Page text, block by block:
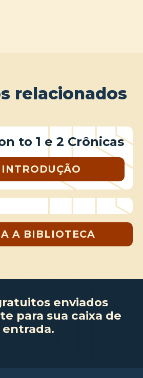
relacionados
to 1 e 2 Crônicas
A BIBLIOTECA
enviados
para sua caixa de
entrada.